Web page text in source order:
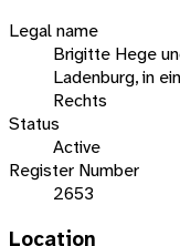
Legal name
Brigitte Hege
Ladenburg, in
Rechts
Status
Active
Register Number
2653
Location